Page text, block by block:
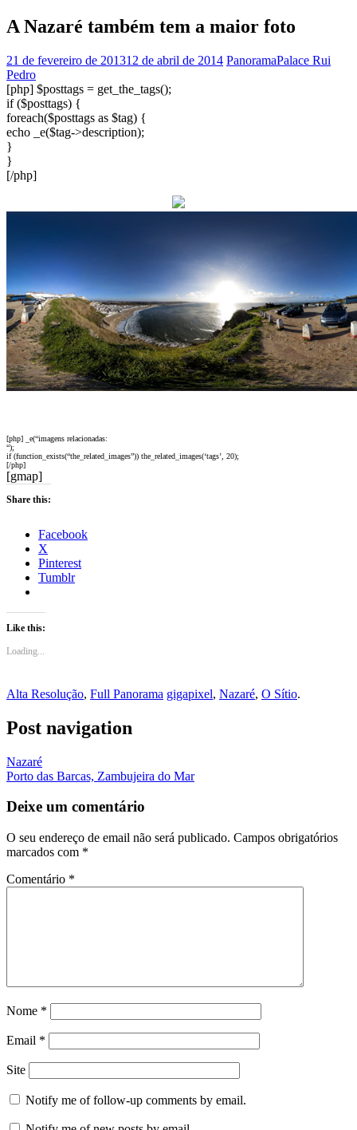
A Nazaré também tem a maior foto
21 de fevereiro de 201312 de abril de 2014 PanoramaPalace Rui
Pedro
[php] $posttags = get_the_tags();
if ($posttags) {
foreach($posttags as $tag) {
echo _e($tag->description);
}
}
[/php]
[php] _e(“imagens relacionadas:
“);
if (function_exists(“the_related_images”)) the_related_images(‘tags’, 20);
[/php]
[gmap]
Share this:
Facebook
X
Pinterest
Tumblr
Like this:
Loading...
Alta Resolução, Full Panorama gigapixel, Nazaré, O Sítio.
Post navigation
Nazaré
Porto das Barcas, Zambujeira do Mar
Deixe um comentário
O seu endereço de email não será publicado. Campos obrigatórios
marcados com *
Comentário *
Nome *
Email *
Site
Notify me of follow-up comments by email.